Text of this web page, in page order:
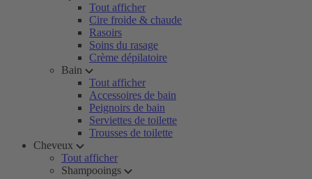
Tout afficher
Cire froide & chaude
Rasoirs
Soins du rasage
Crème dépilatoire
Bain
Tout afficher
Accessoires de bain
Peignoirs de bain
Serviettes de toilette
Trousses de toilette
Cheveux
Tout afficher
Shampooings